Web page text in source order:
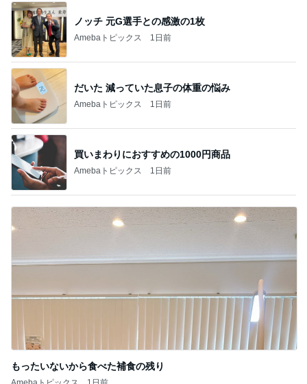
ノッチ 元G選手との感激の1枚
Amebaトピックス 1日前
だいた 減っていた息子の体重の悩み
Amebaトピックス 1日前
買いまわりにおすすめの1000円商品
Amebaトピックス 1日前
もったいないから食べた補食の残り